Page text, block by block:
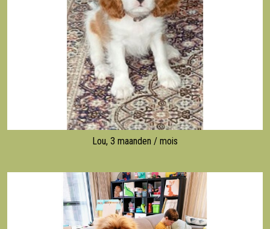
Lou, 3 maanden / mois